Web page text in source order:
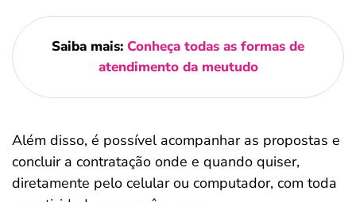
Saiba mais: Conheça todas as formas de
atendimento da meutudo
Além disso, é possível acompanhar as propostas e
concluir a contratação onde e quando quiser,
diretamente pelo celular ou computador, com toda